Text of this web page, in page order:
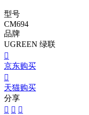
型号
CM694
品牌
UGREEN 绿联

京东购买

天猫购买
分享
  